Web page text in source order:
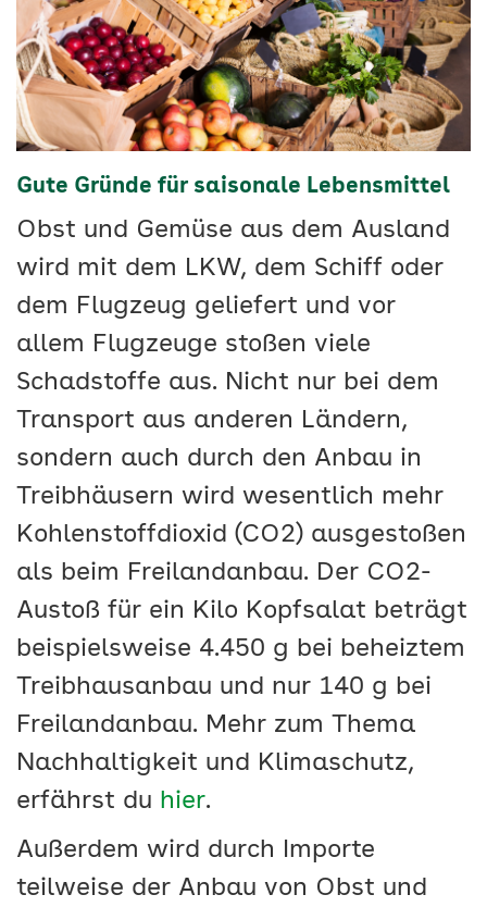
Gute Gründe für saisonale Lebensmittel
Obst und Gemüse aus dem Ausland
wird mit dem LKW, dem Schiff oder
dem Flugzeug geliefert und vor
allem Flugzeuge stoßen viele
Schadstoffe aus. Nicht nur bei dem
Transport aus anderen Ländern,
sondern auch durch den Anbau in
Treibhäusern wird wesentlich mehr
Kohlenstoffdioxid (CO2) ausgestoßen
als beim Freilandanbau. Der CO2-
Austoß für ein Kilo Kopfsalat beträgt
beispielsweise 4.450 g bei beheiztem
Treibhausanbau und nur 140 g bei
Freilandanbau. Mehr zum Thema
Nachhaltigkeit und Klimaschutz,
erfährst du hier.
Außerdem wird durch Importe
teilweise der Anbau von Obst und